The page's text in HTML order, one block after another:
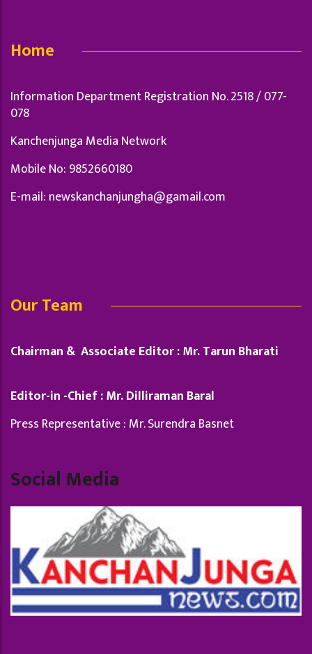
Home
Information Department Registration No. 2518 / 077-
078
Kanchenjunga Media Network
Mobile No: 9852660180
E-mail: newskanchanjungha@gamail.com
Our Team
Chairman & Associate Editor : Mr. Tarun Bharati
Editor-in -Chief : Mr. Dilliraman Baral
Press Representative : Mr. Surendra Basnet
Social Media